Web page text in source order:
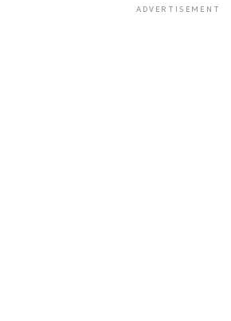
ADVERTISEMENT